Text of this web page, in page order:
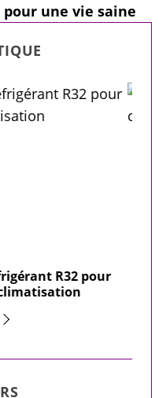
une vie saine
liens pour un site